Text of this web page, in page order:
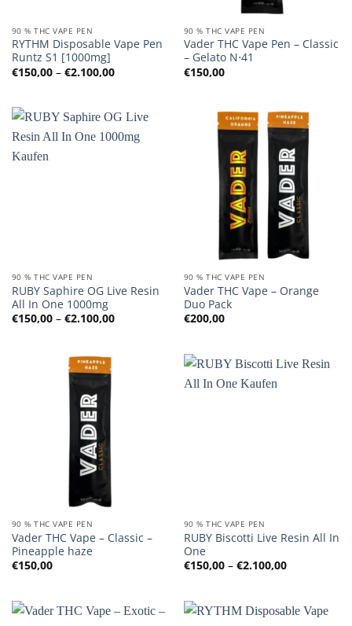
90 % THC VAPE PEN
RYTHM Disposable Vape Pen
Runtz S1 [1000mg]
€150,00 – €2.100,00Preisspanne:
€150,00
90 % THC VAPE PEN
Vader THC Vape Pen – Classic
– Gelato N⋅41
€150,00
90 % THC VAPE PEN
RUBY Saphire OG Live Resin
All In One 1000mg
€150,00 – €2.100,00Preisspanne:
90 % THC VAPE PEN
Vader THC Vape – Orange
Duo Pack
€200,00
90 % THC VAPE PEN
Vader THC Vape – Classic –
Pineapple haze
€150,00
90 % THC VAPE PEN
RUBY Biscotti Live Resin All In
One
€150,00 – €2.100,00
€150,00